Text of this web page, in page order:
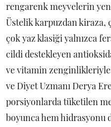
rengarenk meyvelerin
Üstelik karpuzdan kiraza,
çok yaz klasiği yalnızca
cildi destekleyen
ve vitamin zenginlikleriyle
ve Diyet Uzmanı Derya
porsiyonlarda tüketilen
boyunca hem hidrasyonu